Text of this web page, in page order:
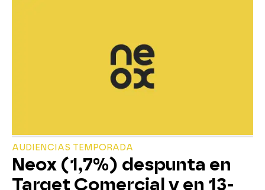
AUDIENCIAS TEMPORADA
Neox (1,7%) despunta en
Target Comercial y en 13-